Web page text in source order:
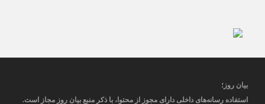
بیان روز ؛
استفاده رسانه‌های داخلی دارای مجوز از محتوا، با ذکر منبع بیان روز مجاز است.